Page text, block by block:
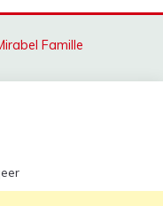
Famille